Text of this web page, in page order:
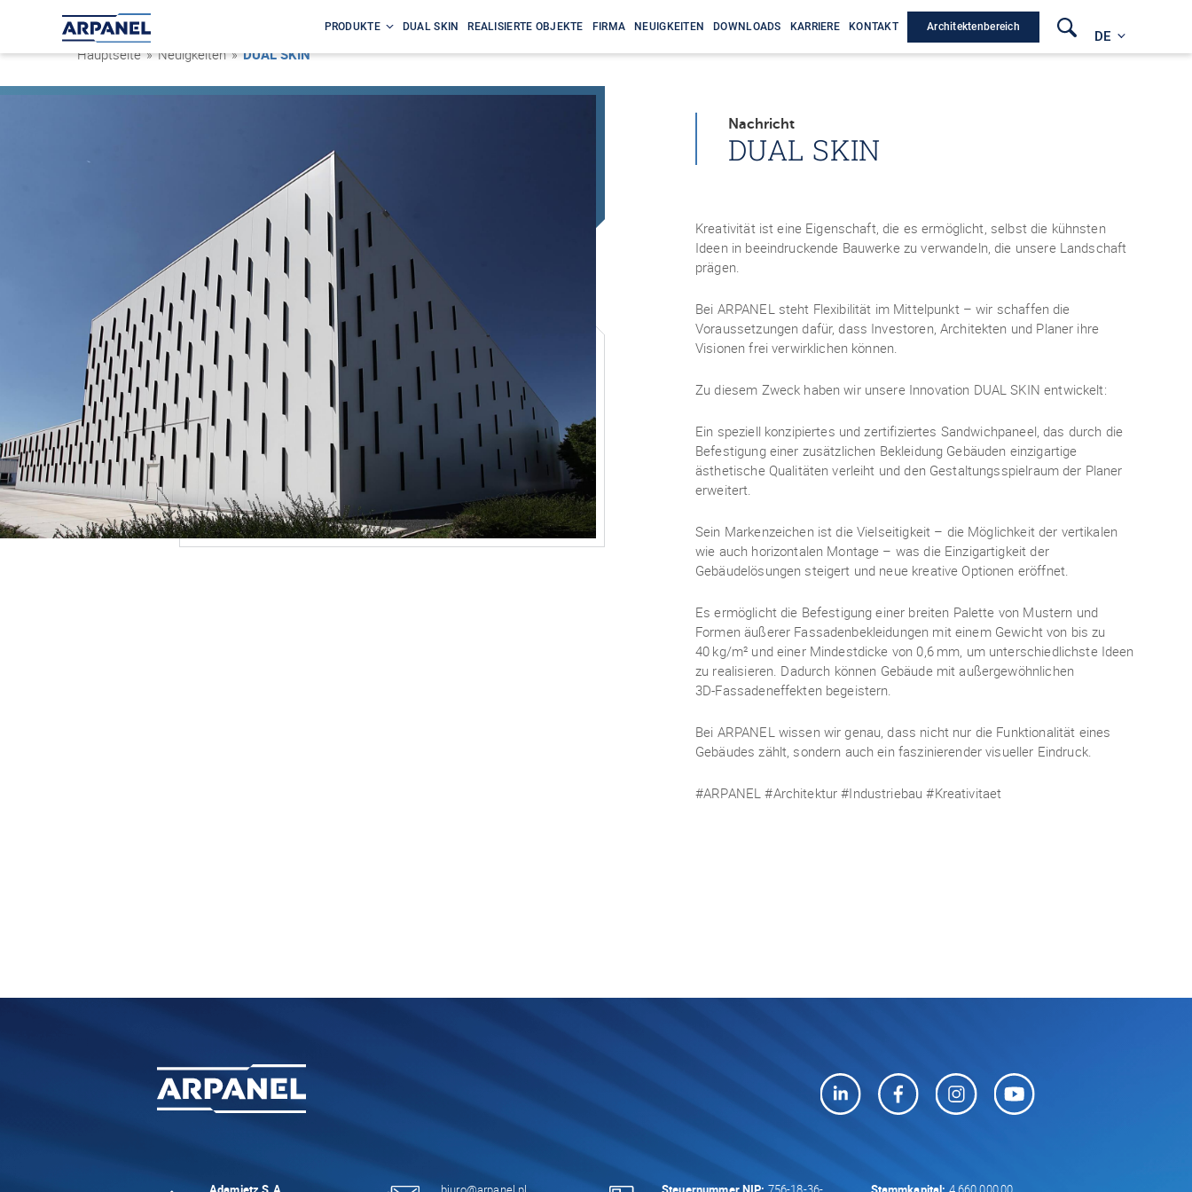
PRODUKTE DUAL SKIN REALISIERTE OBJEKTE FIRMA NEUIGKEITEN DOWNLOADS KARRIERE KONTAKT Architektenbereich
DE
Hauptseite » Neuigkeiten »DUAL SKIN
Nachricht
DUAL SKIN
Kreativität ist eine Eigenschaft, die es ermöglicht, selbst die kühnsten
Ideen in beeindruckende Bauwerke zu verwandeln, die unsere Landschaft
prägen.
Bei ARPANEL steht Flexibilität im Mittelpunkt – wir schaffen die
Voraussetzungen dafür, dass Investoren, Architekten und Planer ihre
Visionen frei verwirklichen können.
Zu diesem Zweck haben wir unsere Innovation DUAL SKIN entwickelt:
Ein speziell konzipiertes und zertifiziertes Sandwichpaneel, das durch die
Befestigung einer zusätzlichen Bekleidung Gebäuden einzigartige
ästhetische Qualitäten verleiht und den Gestaltungsspielraum der Planer
erweitert.
Sein Markenzeichen ist die Vielseitigkeit – die Möglichkeit der vertikalen
wie auch horizontalen Montage – was die Einzigartigkeit der
Gebäudelösungen steigert und neue kreative Optionen eröffnet.
Es ermöglicht die Befestigung einer breiten Palette von Mustern und
Formen äußerer Fassadenbekleidungen mit einem Gewicht von bis zu
40 kg/m² und einer Mindestdicke von 0,6 mm, um unterschiedlichste Ideen
zu realisieren. Dadurch können Gebäude mit außergewöhnlichen
3D‑Fassadeneffekten begeistern.
Bei ARPANEL wissen wir genau, dass nicht nur die Funktionalität eines
Gebäudes zählt, sondern auch ein faszinierender visueller Eindruck.
#ARPANEL #Architektur #Industriebau #Kreativitaet